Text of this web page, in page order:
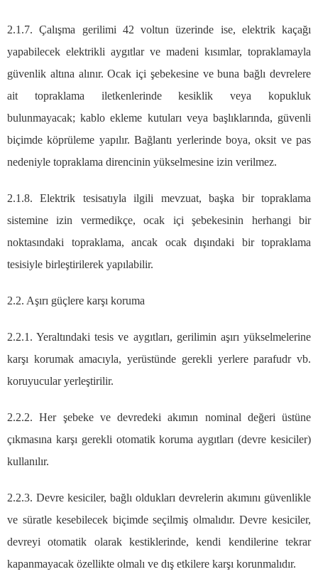
2.1.7. Çalışma gerilimi 42 voltun üzerinde ise, elektrik kaçağı
yapabilecek elektrikli aygıtlar ve madeni kısımlar, topraklamayla
güvenlik altına alınır. Ocak içi şebekesine ve buna bağlı devrelere
ait topraklama iletkenlerinde kesiklik veya kopukluk
bulunmayacak; kablo ekleme kutuları veya başlıklarında, güvenli
biçimde köprüleme yapılır. Bağlantı yerlerinde boya, oksit ve pas
nedeniyle topraklama direncinin yükselmesine izin verilmez.
2.1.8. Elektrik tesisatıyla ilgili mevzuat, başka bir topraklama
sistemine izin vermedikçe, ocak içi şebekesinin herhangi bir
noktasındaki topraklama, ancak ocak dışındaki bir topraklama
tesisiyle birleştirilerek yapılabilir.
2.2. Aşırı güçlere karşı koruma
2.2.1. Yeraltındaki tesis ve aygıtları, gerilimin aşırı yükselmelerine
karşı korumak amacıyla, yerüstünde gerekli yerlere parafudr vb.
koruyucular yerleştirilir.
2.2.2. Her şebeke ve devredeki akımın nominal değeri üstüne
çıkmasına karşı gerekli otomatik koruma aygıtları (devre kesiciler)
kullanılır.
2.2.3. Devre kesiciler, bağlı oldukları devrelerin akımını güvenlikle
ve süratle kesebilecek biçimde seçilmiş olmalıdır. Devre kesiciler,
devreyi otomatik olarak kestiklerinde, kendi kendilerine tekrar
kapanmayacak özellikte olmalı ve dış etkilere karşı korunmalıdır.